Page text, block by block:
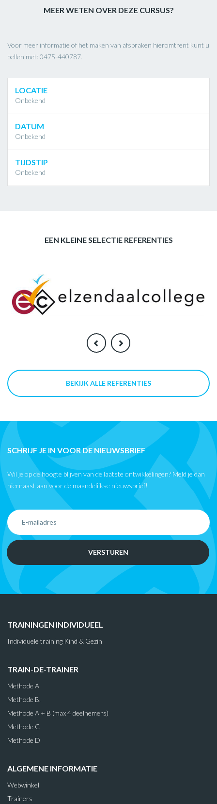
MEER WETEN OVER DEZE CURSUS?
Voor meer informatie of het maken van afspraken hieromtrent kunt u
bellen met: 0475-440787.
LOCATIE
Onbekend
DATUM
Onbekend
TIJDSTIP
Onbekend
EEN KLEINE SELECTIE REFERENTIES
BEKIJK ALLE REFERENTIES
SCHRIJF JE IN VOOR DE NIEUWSBRIEF
Wil je op de hoogte blijven van de laatste ontwikkelingen? Meld je dan
hiernaast aan voor de maandelijkse nieuwsbrief!
TRAININGEN INDIVIDUEEL
Individuele training Kind & Gezin
TRAIN-DE-TRAINER
Methode A
Methode B.
Methode A + B (max 4 deelnemers)
Methode C
Methode D
ALGEMENE INFORMATIE
Webwinkel
Trainers